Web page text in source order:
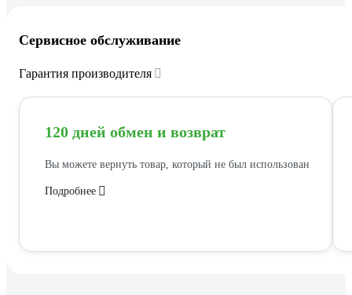
Сервисное обслуживание
Гарантия производителя
120 дней обмен и возврат
Вы можете вернуть товар, который не был использован
Подробнее